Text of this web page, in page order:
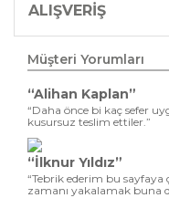
ALIŞVERİŞ
Müşteri Yorumları
“Alihan Kaplan”
“Daha önce bi kaç sefer
kusursuz teslim ettiler.”
“İlknur Yıldız”
“Tebrik ederim bu
zamanı yakalamak buna